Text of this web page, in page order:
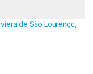
de São Lourenço,